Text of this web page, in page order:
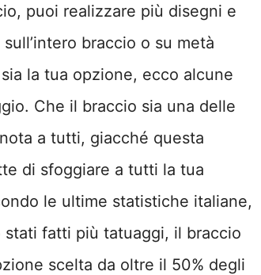
puoi realizzare più disegni e
braccio o su metà
la tua opzione, ecco alcune
Che il braccio sia una delle
a tutti, giacché questa
di sfoggiare a tutti la tua
le ultime statistiche italiane,
fatti più tatuaggi, il braccio
scelta da oltre il 50% degli